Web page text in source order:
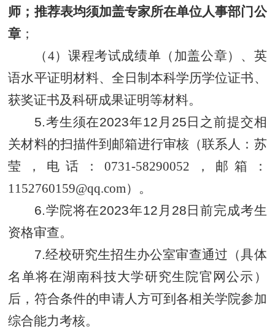
师；推荐表均须加盖专家所在单位人事部门公
章 ；
（4）课程考试成绩单（加盖公章）、英
语水平证明材料、全日制本科学历学位证书、
获奖证书及科研成果证明等材料。
5.考生须在2023年12月25日之前提交相
关材料的扫描件到邮箱进行审核（联系人：苏
莹，电话：0731-58290052 ，邮箱：
1152760159@qq.com） 。
6.学院将在2023年12月28日前完成考生
资格审查。
7.经校研究生招生办公室审查通过（具体
名单将在湖南科技大学研究生院官网公示）
后，符合条件的申请人方可到各相关学院参加
综合能力考核。